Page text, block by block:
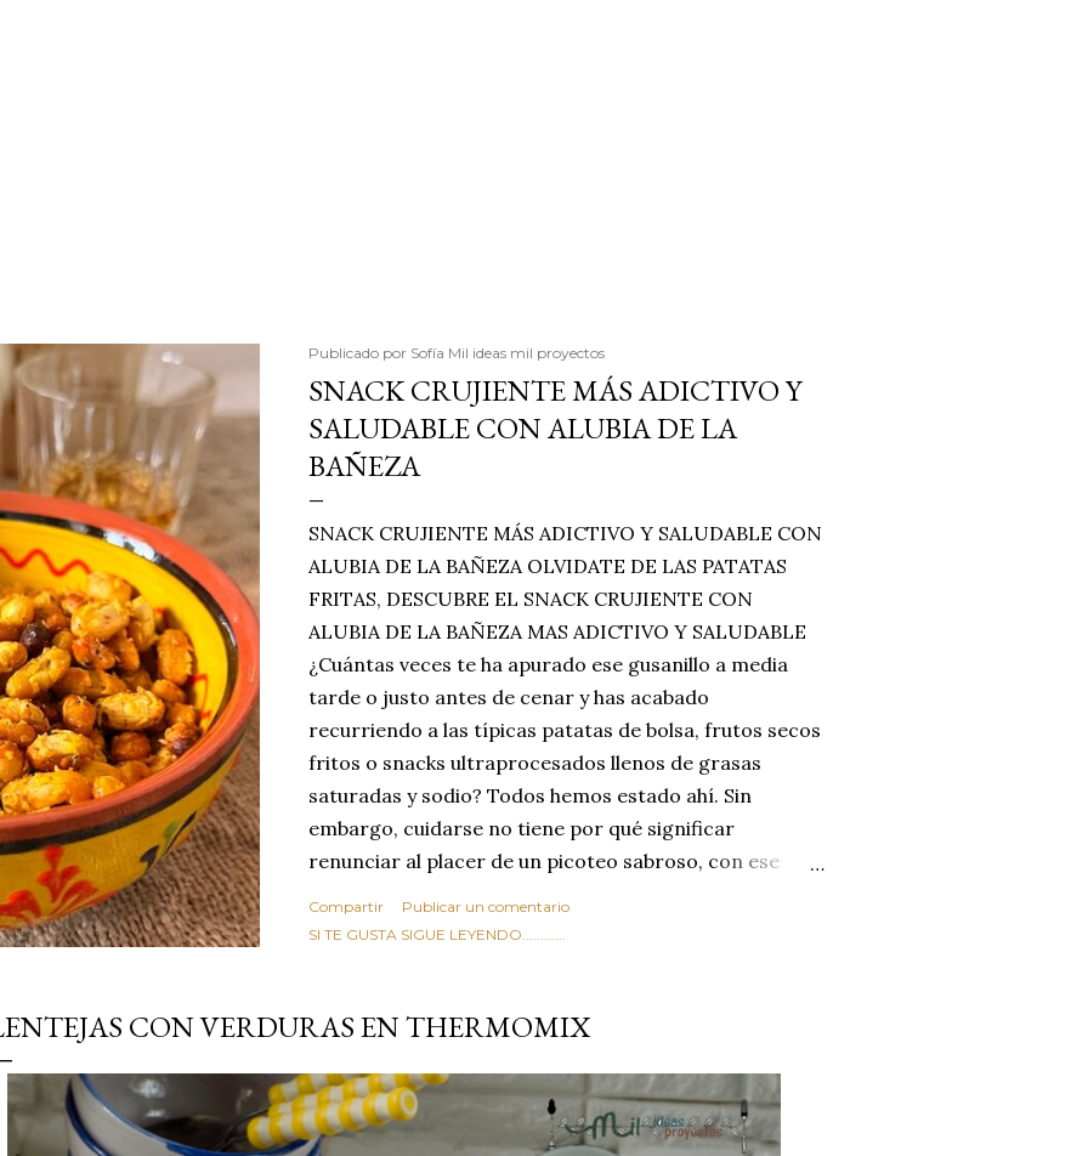
Publicado por Sofía Mil ideas mil proyectos
SNACK CRUJIENTE MÁS ADICTIVO Y
SALUDABLE CON ALUBIA DE LA
BAÑEZA
SNACK CRUJIENTE MÁS ADICTIVO Y SALUDABLE CON
ALUBIA DE LA BAÑEZA OLVIDATE DE LAS PATATAS
FRITAS, DESCUBRE EL SNACK CRUJIENTE CON
ALUBIA DE LA BAÑEZA MAS ADICTIVO Y SALUDABLE
¿Cuántas veces te ha apurado ese gusanillo a media
tarde o justo antes de cenar y has acabado
recurriendo a las típicas patatas de bolsa, frutos secos
fritos o snacks ultraprocesados llenos de grasas
saturadas y sodio? Todos hemos estado ahí. Sin
embargo, cuidarse no tiene por qué significar
renunciar al placer de un picoteo sabroso, con ese
Estas alubias crujientes al horno van a cambiar por
tradicionales y copiosos de invierno. Con esta receta
ingrediente tan humilde como la alubia de La Bañeza
en un snack ligero, dorado, cargado de proteína y
Compartir
Publicar un comentario
SI TE GUSTA SIGUE LEYENDO............
CON VERDURAS EN THERMOMIX